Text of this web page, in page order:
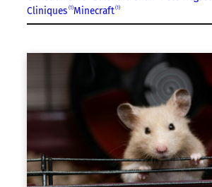
Cliniques 1 Minecraft 1